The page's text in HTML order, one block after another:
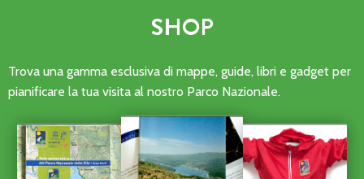
SHOP
Trova una gamma esclusiva di mappe, guide, libri e gadget per
pianificare la tua visita al nostro Parco Nazionale.